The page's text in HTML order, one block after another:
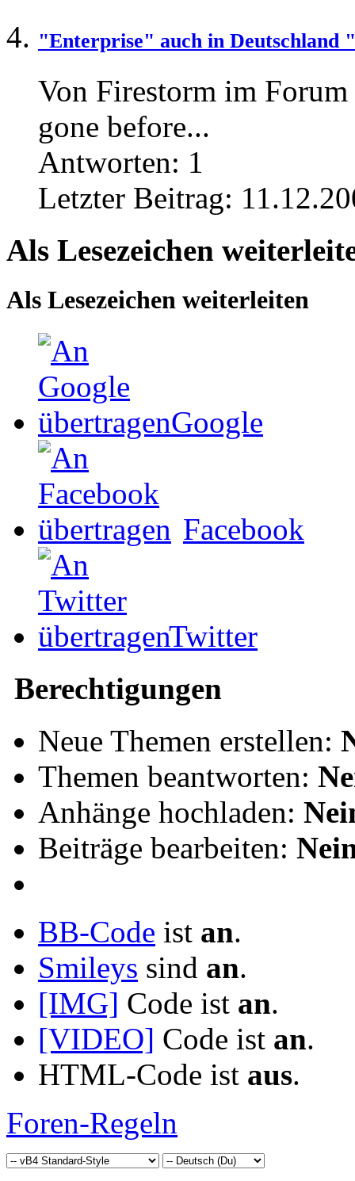
"Enterprise" auch in Deutschland
Von Firestorm im
gone before...
Antworten: 1
Letzter Beitrag:
Als Lesezeichen
Als Lesezeichen weiterleiten
Google
Facebook
Twitter
Berechtigungen
Neue Themen erstellen:
Themen beantworten:
Anhänge hochladen:
Beiträge bearbeiten:
BB-Code ist an.
Smileys sind an.
[IMG] Code ist an.
[VIDEO] Code ist an.
HTML-Code ist aus.
Foren-Regeln